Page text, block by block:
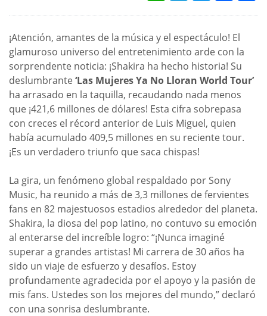
¡Atención, amantes de la música y el espectáculo! El
glamuroso universo del entretenimiento arde con la
sorprendente noticia: ¡Shakira ha hecho historia! Su
deslumbrante‘Las Mujeres Ya No Lloran World Tour’
ha arrasado en la taquilla, recaudando nada menos
que ¡421,6 millones de dólares! Esta cifra sobrepasa
con creces el récord anterior de Luis Miguel, quien
había acumulado 409,5 millones en su reciente tour.
¡Es un verdadero triunfo que saca chispas!
La gira, un fenómeno global respaldado por Sony
Music, ha reunido a más de 3,3 millones de fervientes
fans en 82 majestuosos estadios alrededor del planeta.
Shakira, la diosa del pop latino, no contuvo su emoción
al enterarse del increíble logro: “¡Nunca imaginé
superar a grandes artistas! Mi carrera de 30 años ha
sido un viaje de esfuerzo y desafíos. Estoy
profundamente agradecida por el apoyo y la pasión de
mis fans. Ustedes son los mejores del mundo,” declaró
con una sonrisa deslumbrante.